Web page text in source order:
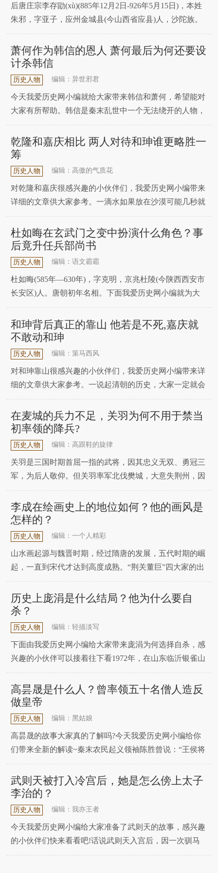
后唐庄宗李存勖(xù)(885年12月2日-926年5月15日)，本姓
朱邪，字亚子，应州金城县(今山西省应县)人，沙陀族。
五代时期后唐开国皇帝，后唐太祖李克用之子。李存勖出
身于西突厥沙陀部，因镇压庞勋兵变有功，被唐朝皇帝赐
为李姓，被编入宗室谱籍。李存勖是李克用与侧妃曹氏所
生，年幼时体貌出众，聪慧而且
萧何作为韩信的恩人 萧何最后为何还要设
计杀韩信
历史人物 编辑：异世邪君
今天我爱历史网小编就给大家带来韩信和萧何，希望能对
大家有所帮助。韩信是秦末乱世中一个无法绕开的人物，
此人“统百万之军，战必胜攻必克!”可以毫不客气地说如果
没有韩信，刘邦根本不可能一统天下。但韩信最终还是落
得个“狡兔死、走狗烹”的下场。只是关于韩信之死有一个
比较奇怪的点，虽然刘邦不放心韩信，但真正导致
乾隆和嘉庆相比 两人对待和珅谁更略胜一
筹
历史人物 编辑：高傲的气质花
对乾隆和嘉庆很感兴趣的小伙伴们，我爱历史网小编带来
详细的文章供大家参考。一滴水如果放在沙漠可能几秒就
会蒸发，丢到海里则会掀起滔天的波浪，管理者对人才的
使用往往也是这个道理。不要抱怨手下全是庸才，而是要
把他们放到正确的位置上。嘉庆剧照 图源网络嘉庆作为大
清帝国的最高管理者，并没有因为身份的至高无上而感
杜如晦在玄武门之变中扮演什么角色？事
后竟升任兵部尚书
历史人物 编辑：语文霸霸
杜如晦(585年—630年)，字克明，京兆杜陵(今陕西西安市
长安区)人。唐朝初年名相。下面我爱历史网小编就为大
家带来详细的介绍，一起来看看吧!出身京兆杜氏，初仕
隋朝，授滏阳县尉。晋阳起兵后，成为秦王李世民幕府谋
臣，跟随李世民平定薛仁杲、刘武周、王世充、窦建德叛
乱，积极运筹帷幄，为时人所敬服。文学馆建
和珅背后真正的靠山 他若是不死,嘉庆就
不敢动和珅
历史人物 编辑：策马西风
对和珅靠山很感兴趣的小伙伴们，我爱历史网小编带来详
细的文章供大家参考。一说起清朝的历史，大家一定就会
想到和珅，同时，和珅也是贪官最形象的代名词，他的贪
可是出了名的。和珅也被拍成了很多电视剧，所以，和珅
越来越被大家所熟知。据说从和珅家里搜出的金银财宝都
可以把国库填满。通过电视也许大家都认为是因为皇帝的
在麦城的兵力不足，关羽为何不用于禁当
初率领的降兵?
历史人物 编辑：高跟鞋的旋律
关羽是三国时期首屈一指的武将，因其忠义无双、勇冠三
军，为后人敬仰。但关羽率军北伐樊城，大意失荆州，因
腹背受敌被杀，也让很多人为之惋惜。关羽之所以会败麦
城，很大程度上就是因为兵力不足。下面我爱历史网小编
就为大家带来详细的介绍，一起来看看吧!本来关羽的兵
力就不占优势，在围困襄阳、歼灭于禁、败给徐晃后，兵
李成在绘画史上的地位如何？他的画风是
怎样的？
历史人物 编辑：一个人精彩
山水画起源与魏晋时期，经过隋唐的发展，五代时期的崛
起，一直到宋代才达到高度成熟。“荆关董巨”四大家的出
现，开创了南北山水画派，是中国山水画发展史上的里程
碑。五代至宋初时期的李成，他师承于荆浩、关仝，自成
一派，他的画风改变了后来北宋山水画发展的走向。李成
尤擅山水画，他先后师法于荆浩和关仝，但是不拘泥于
历史上庞涓是什么结局？他为什么要自
杀？
历史人物 编辑：轻描淡写
下面由我爱历史网小编给大家带来庞涓为何选择自杀，感
兴趣的小伙伴可以接着往下看1972年，在山东临沂银雀山
卫生部门基建工地上，工人偶然发现了一处古墓葬，随后
考古部门介入，挖出了两座汉墓，出土了一批竹简，考古
专家初步研究之后，立即高度重视，因为竹简的内容非常
不简单，在印证历史的同时，也颠覆了不少历史。银
高昙晟是什么人？曾率领五十名僧人造反
做皇帝
历史人物 编辑：黑姑娘
高昙晟的故事大家真的了解吗?今天我爱历史网小编给你
们带来全新的解读~秦末农民起义领袖陈胜曾说：“王侯将
相，宁有种乎?”这句话喊出了许多普通百姓的心声：人人
平等，不分高低贵贱;只要通过努力，就可以改变自己的命
运!在这句话的激励下，泼皮无赖的刘邦成了大汉的开国
皇帝，穷苦农民出生的朱元璋开创了大明江山，奴
武则天被打入冷宫后，她是怎么傍上太子
李治的？
历史人物 编辑：我亦王者
今天我爱历史网小编给大家准备了武则天的故事，感兴趣
的小伙伴们快来看看吧!话说武则天入宫后，因一次驯马
事件而暴露“野心”，结果被唐太宗李世民打入了冷宫。李